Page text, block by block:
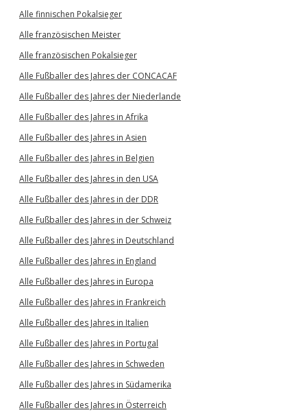
Alle finnischen Pokalsieger
Alle französischen Meister
Alle französischen Pokalsieger
Alle Fußballer des Jahres der CONCACAF
Alle Fußballer des Jahres der Niederlande
Alle Fußballer des Jahres in Afrika
Alle Fußballer des Jahres in Asien
Alle Fußballer des Jahres in Belgien
Alle Fußballer des Jahres in den USA
Alle Fußballer des Jahres in der DDR
Alle Fußballer des Jahres in der Schweiz
Alle Fußballer des Jahres in Deutschland
Alle Fußballer des Jahres in England
Alle Fußballer des Jahres in Europa
Alle Fußballer des Jahres in Frankreich
Alle Fußballer des Jahres in Italien
Alle Fußballer des Jahres in Portugal
Alle Fußballer des Jahres in Schweden
Alle Fußballer des Jahres in Südamerika
Alle Fußballer des Jahres in Österreich